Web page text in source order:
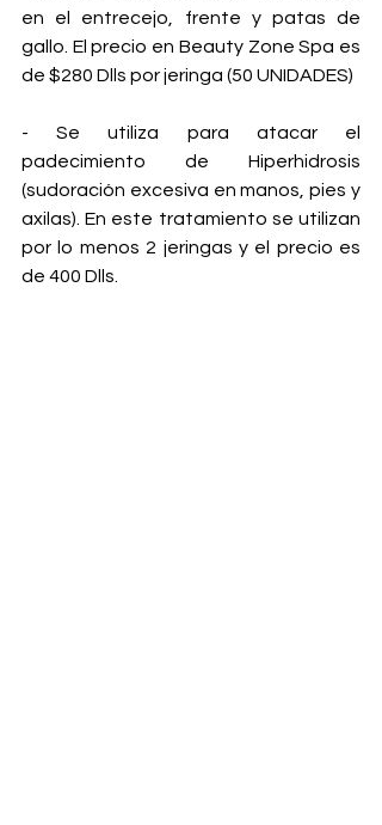
en el entrecejo, frente y patas de
gallo. El precio en Beauty Zone Spa es
de $280 Dlls por jeringa (50 UNIDADES)
- Se utiliza para atacar el
padecimiento de Hiperhidrosis
(sudoración excesiva en manos, pies y
axilas). En este tratamiento se utilizan
por lo menos 2 jeringas y el precio es
de 400 Dlls.